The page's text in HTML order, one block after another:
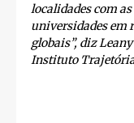
localidades com
universidades em
globais”, diz
Instituto